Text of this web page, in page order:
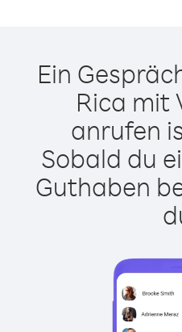
Ein
Rica mit
anrufen
Sobald du
Guthaben